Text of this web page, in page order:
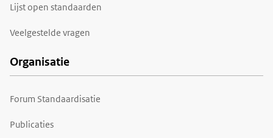
Lijst open standaarden
Veelgestelde vragen
Organisatie
Forum Standaardisatie
Publicaties